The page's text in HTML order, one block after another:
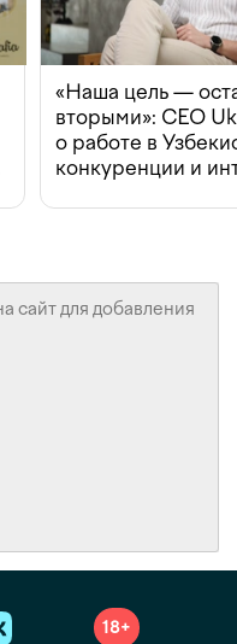
«Наша цель —
вторыми»: CEO
о работе в
конкуренции и
18+